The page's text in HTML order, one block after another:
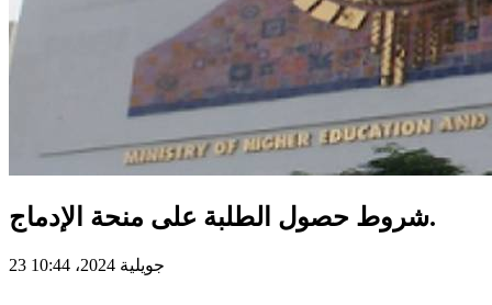
شروط حصول الطلبة على منحة الإدماج.
23 جويلية 2024، 10:44